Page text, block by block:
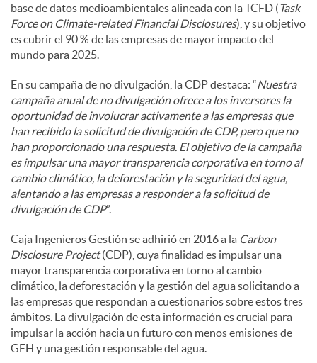
e
n
i
d
o
s
base de datos medioambientales alineada con la TCFD ( Task
Force on Climate-related Financial Disclosures), y su objetivo
es cubrir el 90 % de las empresas de mayor impacto del
mundo para 2025.
En su campaña de no divulgación, la CDP destaca: “Nuestra
campaña anual de no divulgación ofrece a los inversores la
oportunidad de involucrar activamente a las empresas que
han recibido la solicitud de divulgación de CDP, pero que no
han proporcionado una respuesta. El objetivo de la campaña
es impulsar una mayor transparencia corporativa en torno al
cambio climático, la deforestación y la seguridad del agua,
alentando a las empresas a responder a la solicitud de
divulgación de CDP”.
Caja Ingenieros Gestión se adhirió en 2016 a la Carbon
Disclosure Project(CDP), cuya finalidad es impulsar una
mayor transparencia corporativa en torno al cambio
climático, la deforestación y la gestión del agua solicitando a
las empresas que respondan a cuestionarios sobre estos tres
ámbitos. La divulgación de esta información es crucial para
impulsar la acción hacia un futuro con menos emisiones de
GEH y una gestión responsable del agua.